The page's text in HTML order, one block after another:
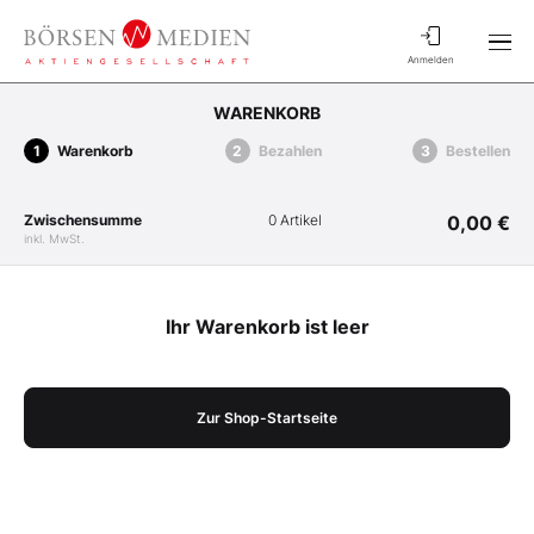
Anmelden
WARENKORB
Warenkorb Bezahlen Bestellen
Zwischensumme
inkl. MwSt.
0 Artikel 0,00 €
Ihr Warenkorb ist leer
Zur Shop-Startseite